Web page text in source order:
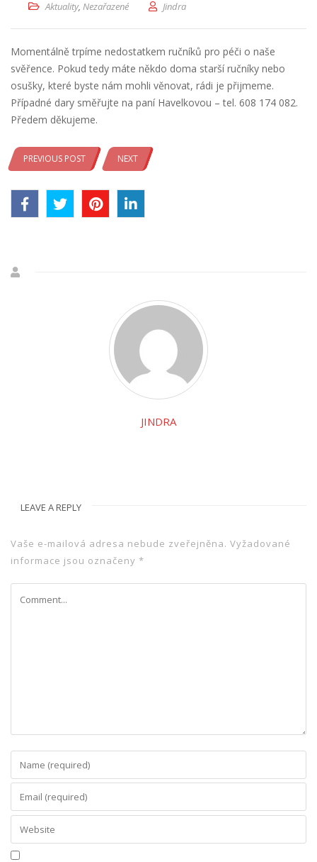
Aktuality, Nezařazené Jindra
Momentálně trpíme nedostatkem ručníků pro péči o naše
svěřence. Pokud tedy máte někdo doma starší ručníky nebo
osušky, které byste nám mohli věnovat, rádi je přijmeme.
Případné dary směřujte na paní Havelkovou – tel. 608 174 082.
Předem děkujeme.
PREVIOUS POST NEXT
JINDRA
LEAVE A REPLY
Vaše e-mailová adresa nebude zveřejněna. Vyžadované
informace jsou označeny *